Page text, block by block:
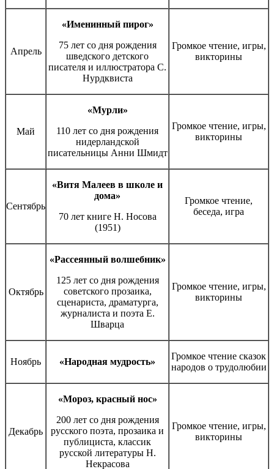
Апрель
«Именинный пирог»
75 лет со дня рождения
шведского детского
писателя и иллюстратора С.
Нурдквиста
Громкое чтение, игры,
викторины
Май
«Мурли»
110 лет со дня рождения
нидерландской
писательницы Анни Шмидт
Громкое чтение, игры,
викторины
Сентябрь
«Витя Малеев в школе и
дома»
70 лет книге Н. Носова
(1951)
Громкое чтение,
беседа, игра
Октябрь
«Рассеянный волшебник»
125 лет со дня рождения
советского прозаика,
сценариста, драматурга,
журналиста и поэта Е.
Шварца
Громкое чтение, игры,
викторины
Ноябрь «Народная мудрость»
Громкое чтение сказок
народов о трудолюбии
Декабрь
«Мороз, красный нос»
200 лет со дня рождения
русского поэта, прозаика и
публициста, классик
русской литературы Н.
Некрасова
Громкое чтение, игры,
викторины